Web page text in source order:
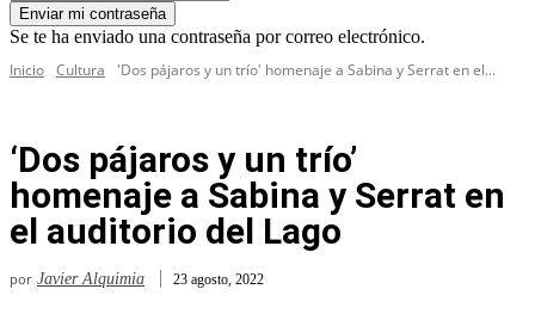
Se te ha enviado una contraseña por correo electrónico.
Inicio Cultura 'Dos pájaros y un trío' homenaje a Sabina y Serrat en el...
‘Dos pájaros y un trío’
homenaje a Sabina y Serrat en
el auditorio del Lago
por Javier Alquimia 23 agosto, 2022